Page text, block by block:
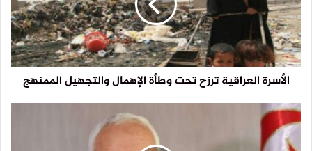
الأسرة العراقية ترزح تحت وطأة الإهمال والتجهيل الممنهج